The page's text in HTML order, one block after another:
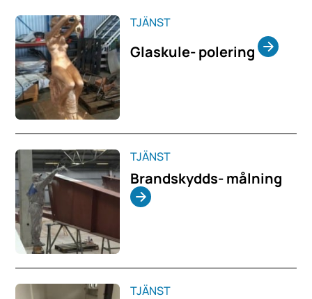
TJÄNST
Glaskule- polering
TJÄNST
Brandskydds- målning
TJÄNST